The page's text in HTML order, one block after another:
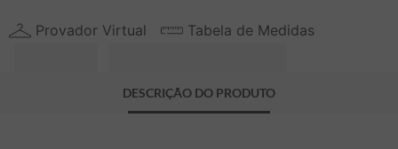
Provador Virtual Tabela de Medidas
DESCRIÇÃO DO PRODUTO